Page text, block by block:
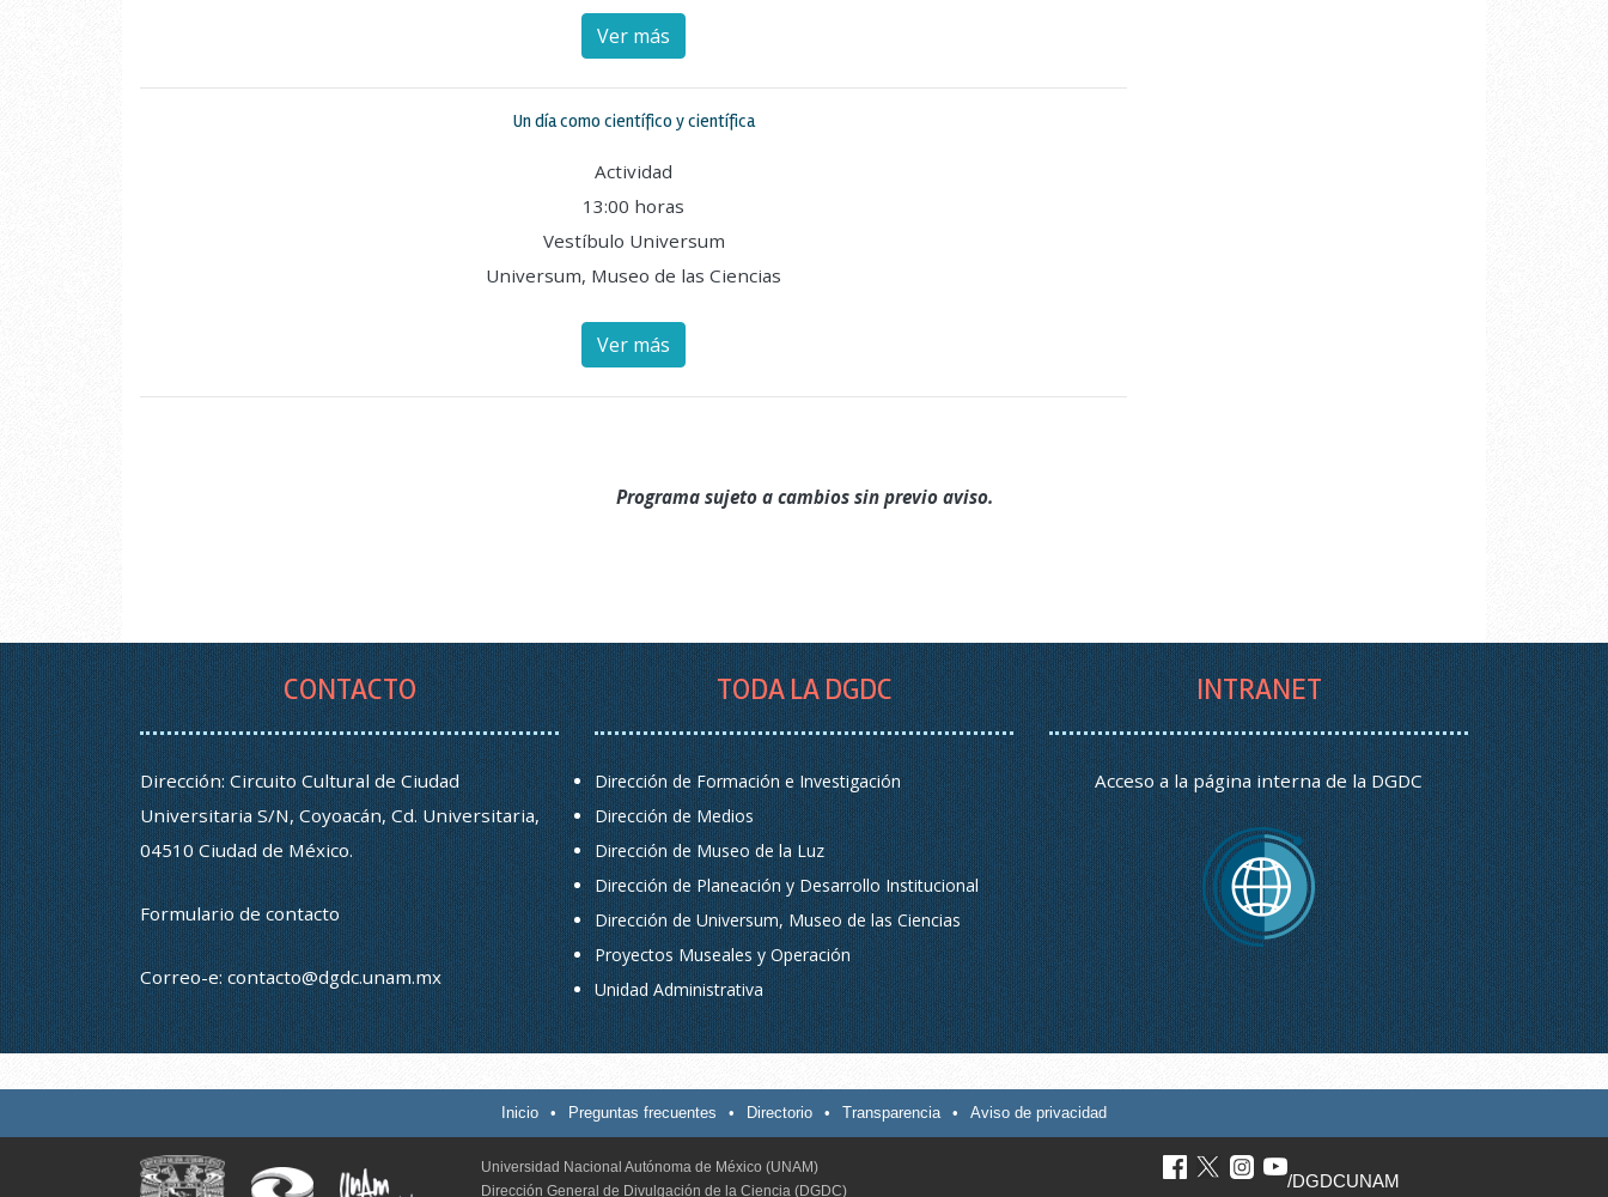
Ver más
Un día como científico y científica
Actividad
13:00 horas
Vestíbulo Universum
Universum, Museo de las Ciencias
Ver más
Programa sujeto a cambios sin previo aviso.
CONTACTO
Dirección: Circuito Cultural de Ciudad
Universitaria S/N, Coyoacán, Cd. Universitaria,
04510 Ciudad de México.
Formulario de contacto
Correo-e:contacto@dgdc.unam.mx
TODA LA DGDC
Dirección de Formación e Investigación
Dirección de Medios
Dirección de Museo de la Luz
Dirección de Planeación y Desarrollo Institucional
Dirección de Universum, Museo de las Ciencias
Proyectos Museales y Operación
Unidad Administrativa
INTRANET
Acceso a la página interna de la DGDC
Inicio • Preguntas frecuentes • Directorio • Transparencia • Aviso de privacidad
Universidad Nacional Autónoma de México (UNAM)
Dirección General de Divulgación de la Ciencia (DGDC)
/DGDCUNAM